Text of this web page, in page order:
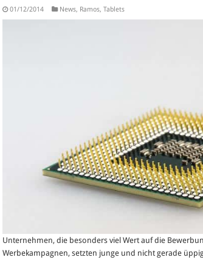
01/12/2014 News, Ramos, Tablets
Unternehmen, die besonders viel Wert auf die
Werbekampagnen, setzten junge und nicht gerade